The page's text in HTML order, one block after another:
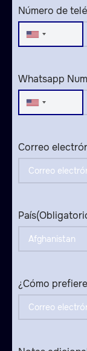
Número de
United
Whatsapp
United
Correo
País
¿Cómo